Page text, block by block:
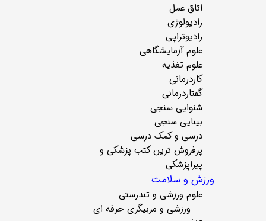
اتاق عمل
رادیولوژی
رادیوتراپی
علوم آزمایشگاهی
علوم تغذیه
کاردرمانی
گفتاردرمانی
شنوایی سنجی
بینایی سنجی
درسی و کمک درسی
پرفروش ترین کتب پزشکی و
پیراپزشکی
ورزش و سلامت
علوم ورزشی و تندرستی
ورزشی و مربیگری حرفه ای